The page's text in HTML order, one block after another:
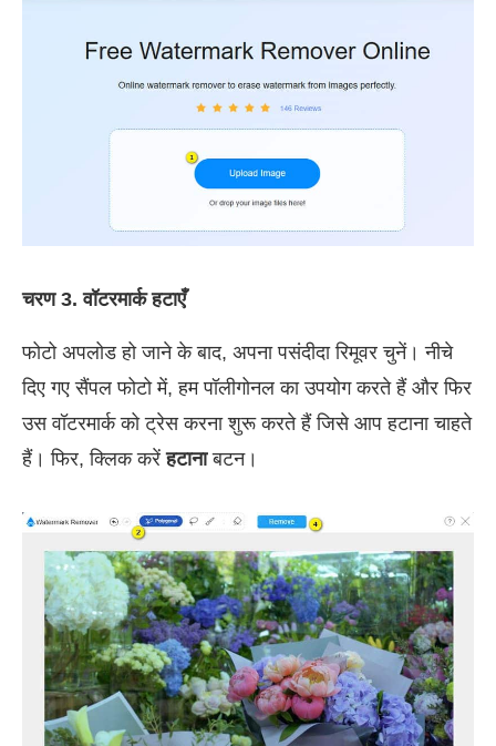
चरण 3. वॉटरमार्क हटाएँ
फोटो अपलोड हो जाने के बाद, अपना पसंदीदा रिमूवर चुनें। नीचे
दिए गए सैंपल फोटो में, हम पॉलीगोनल का उपयोग करते हैं और फिर
उस वॉटरमार्क को ट्रेस करना शुरू करते हैं जिसे आप हटाना चाहते
हैं। फिर, क्लिक करेंहटानाबटन।